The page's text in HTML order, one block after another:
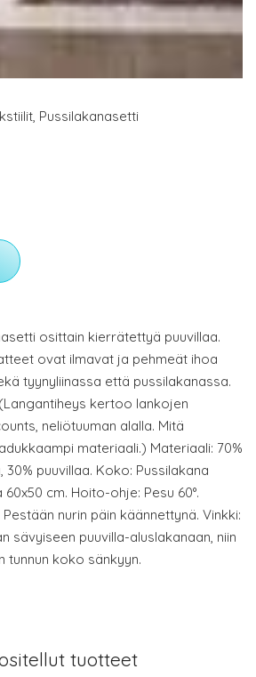
, Pussilakanasetti
osittain kierrätettyä puuvillaa.
ovat ilmavat ja pehmeät ihoa
tyynyliinassa että pussilakanassa.
kertoo lankojen
neliötuuman alalla. Mitä
materiaali.) Materiaali: 70%
puuvillaa. Koko: Pussilakana
60x50 cm. Hoito-ohje: Pesu 60°.
nurin päin käännettynä. Vinkki:
sävyiseen puuvilla-aluslakanaan, niin
tunnun koko sänkyyn.
tuotteet